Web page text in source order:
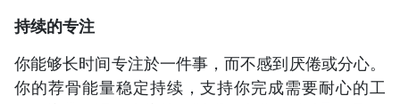
持续的专注
你能够长时间专注於一件事，而不感到厌倦或分心。
你的荐骨能量稳定持续，支持你完成需要耐心的工